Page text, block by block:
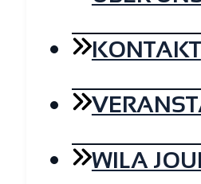
KONTAKT
WILA